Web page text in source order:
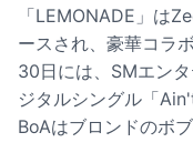
「LEMONADE」は
ースされ、豪華コラ
30日には、SMエン
ジタルシングル「
BoAはブロンドのボ